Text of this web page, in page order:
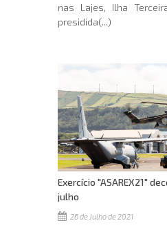
nas Lajes, Ilha
presidida(...)
Exercício "ASAREX21"
julho
26 de Julho de 2021